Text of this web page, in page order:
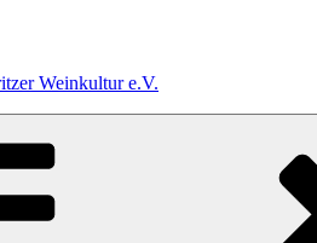
Weinkultur e.V.